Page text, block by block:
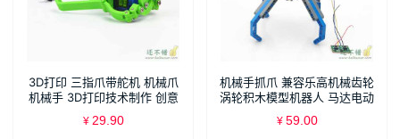
3D打印 三指爪带舵机 机械爪
机械手 3D打印技术制作 创意
DIY
¥ 29.90
机械手抓爪 兼容乐高机械齿轮
涡轮积木模型机器人 马达电动
玩具四爪抓斗 SNM3600
¥ 59.00